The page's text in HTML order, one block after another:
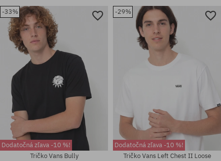
Dostupné veľkosti:
M; L
Dostupné veľkosti:
38.5; 41; 42.5
-33%
Dodatočná zľava -10 %!
Tričko Vans Bully
-29%
Dodatočná zľava -10 %!
Tričko Vans Left Chest II Loose